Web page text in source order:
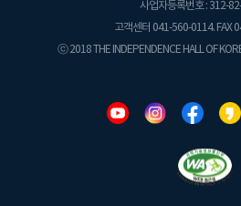
사업자등록번호 : 312-
고객센터 041-560-0114. FAX
ⓒ 2018 THE INDEPENDENCE HALL OF